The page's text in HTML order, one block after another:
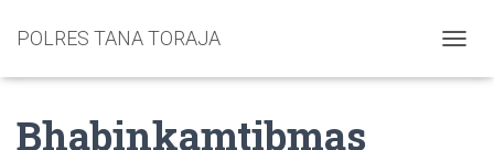
POLRES TANA TORAJA
Bhabinkamtibmas